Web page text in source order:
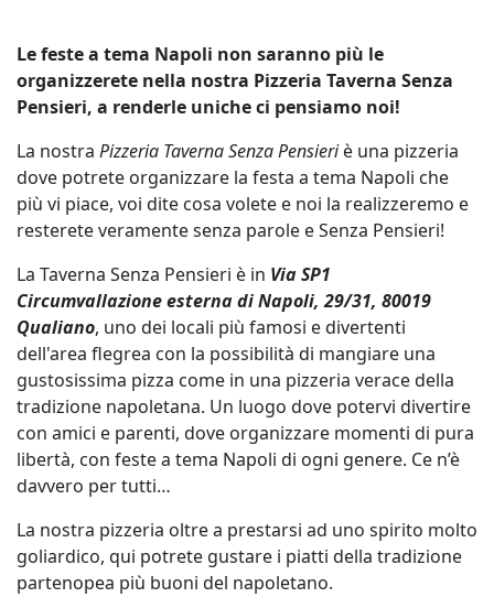
Le feste a tema Napoli non saranno più le
organizzerete nella nostra Pizzeria Taverna Senza
Pensieri, a renderle uniche ci pensiamo noi!
La nostra Pizzeria Taverna Senza Pensieriè una pizzeria
dove potrete organizzare la festa a tema Napoli che
più vi piace, voi dite cosa volete e noi la realizzeremo e
resterete veramente senza parole e Senza Pensieri!
La Taverna Senza Pensieri è in Via SP1
Circumvallazione esterna di Napoli, 29/31, 80019
Qualiano, uno dei locali più famosi e divertenti
dell'area flegrea con la possibilità di mangiare una
gustosissima pizza come in una pizzeria verace della
tradizione napoletana. Un luogo dove potervi divertire
con amici e parenti, dove organizzare momenti di pura
libertà, con feste a tema Napoli di ogni genere. Ce n’è
davvero per tutti…
La nostra pizzeria oltre a prestarsi ad uno spirito molto
goliardico, qui potrete gustare i piatti della tradizione
partenopea più buoni del napoletano.